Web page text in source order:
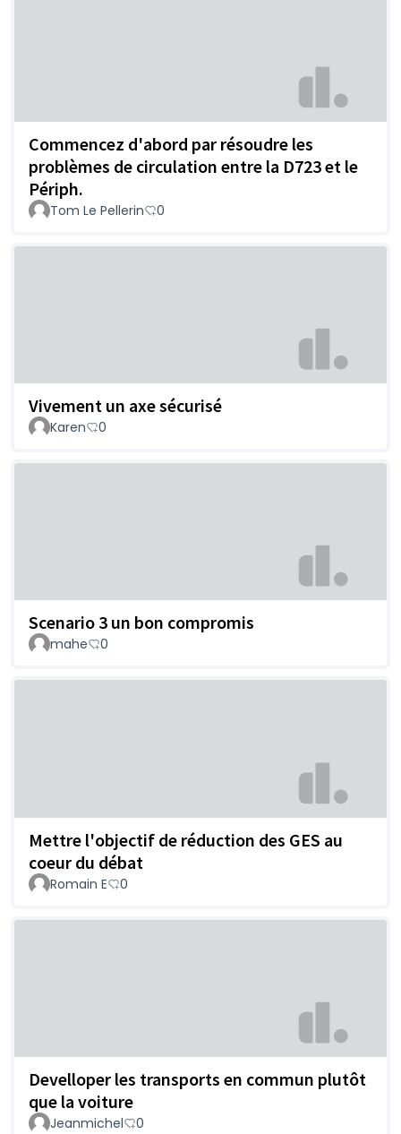
Commencez d'abord par résoudre les
problèmes de circulation entre la D723 et le
Périph.
Tom Le Pellerin 0
Vivement un axe sécurisé
Karen 0
Scenario 3 un bon compromis
mahe 0
Mettre l'objectif de réduction des GES au
coeur du débat
Romain E 0
Develloper les transports en commun plutôt
que la voiture
Jeanmichel 0